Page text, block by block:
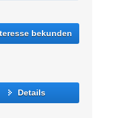
bekunden
Details